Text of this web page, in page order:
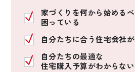
家づくりを何から始める
困っている
自分たちに合う住宅会社
自分たちの最適な
住宅購入予算がわからない